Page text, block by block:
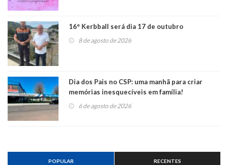
16° Kerbball será dia 17 de outubro
8 de agosto de 2026
Dia dos Pais no CSP: uma manhã para criar
memórias inesquecíveis em família!
6 de agosto de 2026
POPULAR RECENTES